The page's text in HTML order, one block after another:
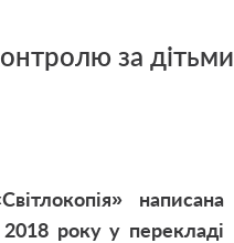
за дітьми
написана
року у перекладі